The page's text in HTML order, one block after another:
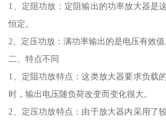
1、定阻功放：定阻输出的功率放大器是
恒定。
2、定压功放：满功率输出的是电压有效值
二、特点不同
1、定阻功放特点：这类放大器要求负载
时，输出电压随负荷改变而变化很大。
2、定压功放特点：由于放大器内采用了